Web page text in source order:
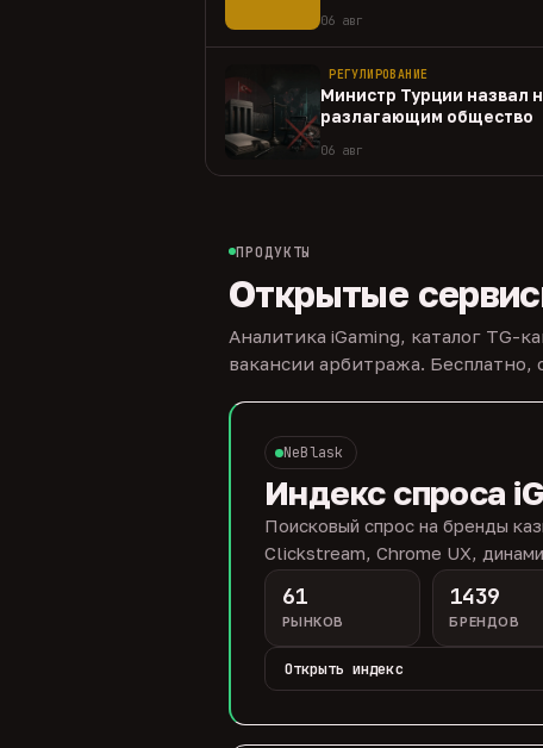
06 авг
РЕГУЛИРОВАНИЕ
Министр Турции назвал
разлагающим общество
06 авг
ПРОДУКТЫ
Открытые
Аналитика iGaming, каталог TG-
вакансии арбитража.
NeBlask
Индекс спроса
Поисковый спрос на бренды
Clickstream, Chrome UX,
61
РЫНКОВ
1439
БРЕНДОВ
Открыть индекс